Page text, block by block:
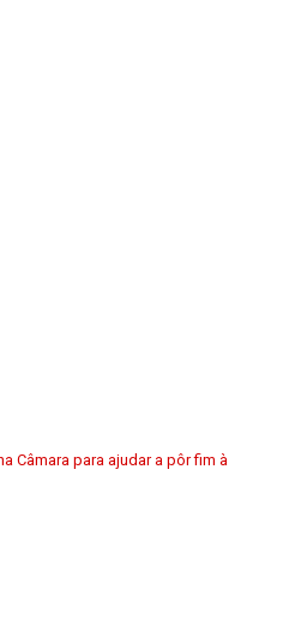
Câmara para ajudar a pôr fim à